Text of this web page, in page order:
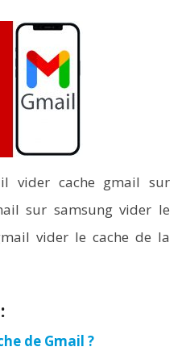
vider cache gmail sur
sur samsung vider le
vider le cache de la
de Gmail ?